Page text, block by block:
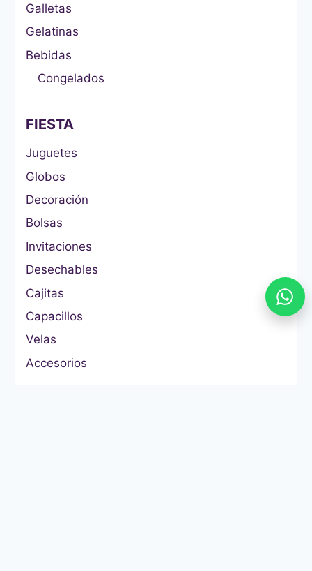
Galletas
Gelatinas
Bebidas
Congelados
FIESTA
Juguetes
Globos
Decoración
Bolsas
Invitaciones
Desechables
Cajitas
Capacillos
Velas
Accesorios